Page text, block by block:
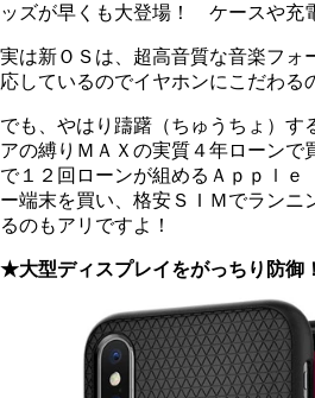
ッズが早くも大登場！ ケースや充
実は新ＯＳは、超高音質な音楽フォ
応しているのでイヤホンにこだわる
でも、やはり躊躇（ちゅうちょ）す
アの縛りＭＡＸの実質４年ローンで
で１２回ローンが組めるＡｐｐｌ
ー端末を買い、格安ＳＩＭでランニ
るのもアリですよ！
★大型ディスプレイをがっちり防御！